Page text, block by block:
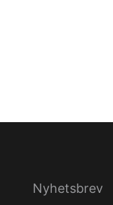
Nyhetsbrev